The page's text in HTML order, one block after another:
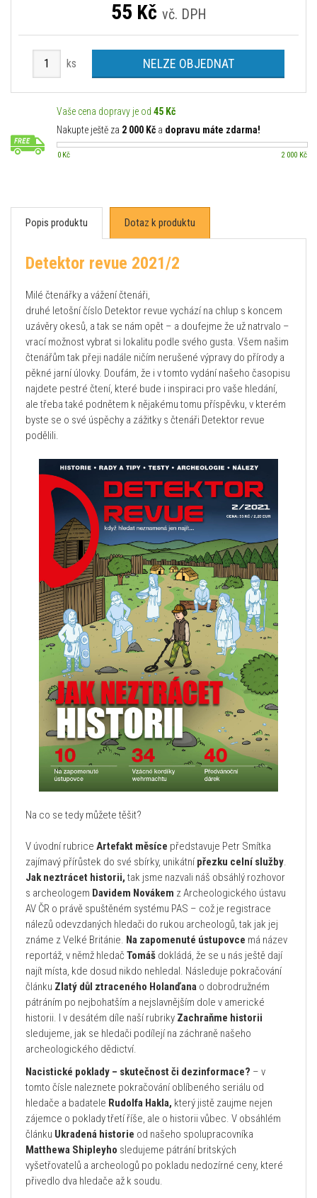
55 Kč vč. DPH
ks NELZE OBJEDNAT
Vaše cena dopravy je od 45 Kč
Nakupte ještě za 2 000 Kč a dopravu máte zdarma!
0 Kč 2 000 Kč
Popis produktu Dotaz k produktu
Detektor revue 2021/2
Milé čtenářky a vážení čtenáři,
druhé letošní číslo Detektor revue vychází na chlup s koncem
uzávěry okesů, a tak se nám opět – a doufejme že už natrvalo –
vrací možnost vybrat si lokalitu podle svého gusta. Všem našim
čtenářům tak přeji nadále ničím nerušené výpravy do přírody a
pěkné jarní úlovky. Doufám, že i v tomto vydání našeho časopisu
najdete pestré čtení, které bude i inspiraci pro vaše hledání,
ale třeba také podnětem k nějakému tomu příspěvku, v kterém
byste se o své úspěchy a zážitky s čtenáři Detektor revue
podělili.
Na co se tedy můžete těšit?
V úvodní rubrice Artefakt měsíce představuje Petr Smítka
zajímavý přírůstek do své sbírky, unikátnípřezku celní služby.
Jak neztrácet historii, tak jsme nazvali náš obsáhlý rozhovor
s archeologem Davidem Novákem z Archeologického ústavu
AV ČR o právě spuštěném systému PAS – což je registrace
nálezů odevzdaných hledači do rukou archeologů, tak jak jej
známe z Velké Británie. Na zapomenuté ústupovce má název
reportáž, v němž hledač Tomáš dokládá, že se u nás ještě dají
najít místa, kde dosud nikdo nehledal. Následuje pokračování
článku Zlatý důl ztraceného Holanďana o dobrodružném
pátráním po nejbohatším a nejslavnějším dole v americké
historii. I v desátém díle naší rubriky Zachraňme historii
sledujeme, jak se hledači podílejí na záchraně našeho
archeologického dědictví.
Nacistické poklady – skutečnost či dezinformace? – v
tomto čísle naleznete pokračování oblíbeného seriálu od
hledače a badatele Rudolfa Hakla, který jistě zaujme nejen
zájemce o poklady třetí říše, ale o historii vůbec. V obsáhlém
článku Ukradená historie od našeho spolupracovníka
Matthewa Shipleyho sledujeme pátrání britských
vyšetřovatelů a archeologů po pokladu nedozírné ceny, které
přivedlo dva hledače až k soudu.